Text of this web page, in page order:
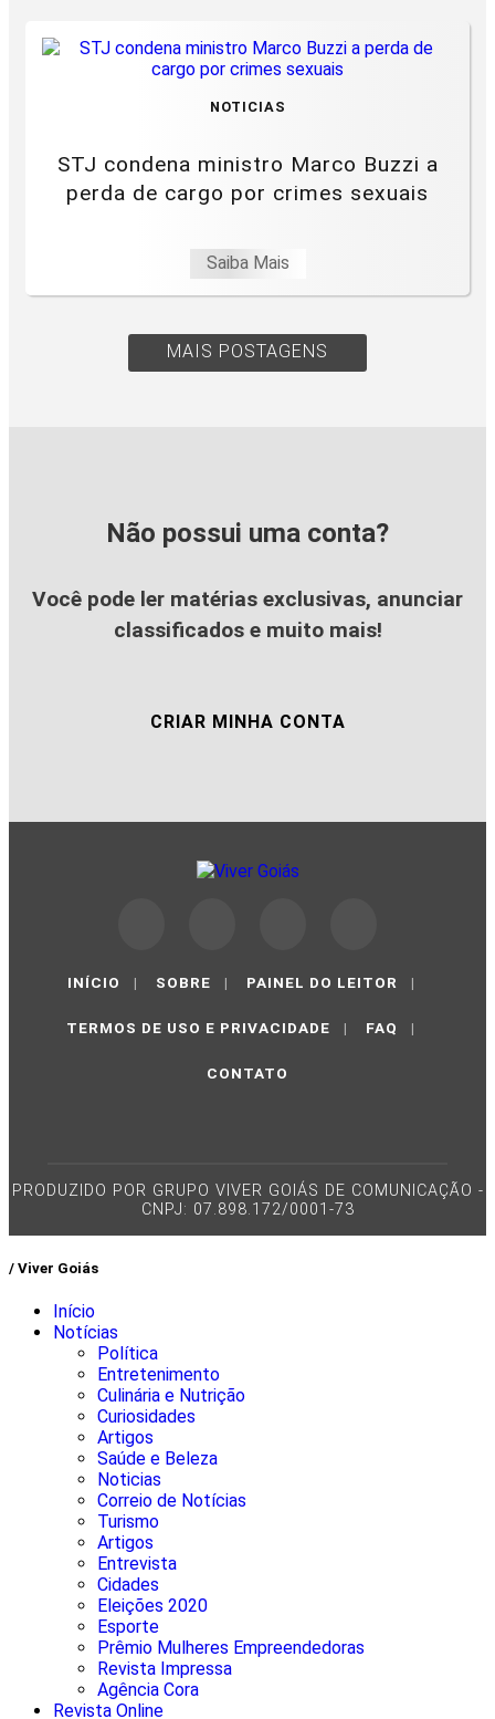
NOTICIAS
STJ condena ministro Marco Buzzi a
perda de cargo por crimes sexuais
Saiba Mais
MAIS POSTAGENS
Não possui uma conta?
Você pode ler matérias exclusivas, anunciar
classificados e muito mais!
CRIAR MINHA CONTA
INÍCIO | SOBRE | PAINEL DO LEITOR |
TERMOS DE USO E PRIVACIDADE | FAQ |
CONTATO
PRODUZIDO POR GRUPO VIVER GOIÁS DE COMUNICAÇÃO -
CNPJ: 07.898.172/0001-73
/ Viver Goiás
Início
Notícias
Política
Entretenimento
Culinária e Nutrição
Curiosidades
Artigos
Saúde e Beleza
Noticias
Correio de Notícias
Turismo
Artigos
Entrevista
Cidades
Eleições 2020
Esporte
Prêmio Mulheres Empreendedoras
Revista Impressa
Agência Cora
Revista Online